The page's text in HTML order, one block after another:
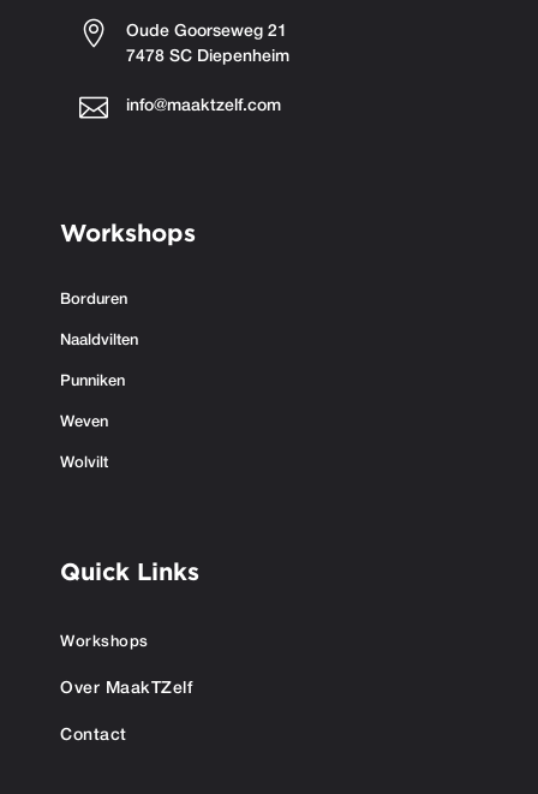

Oude Goorseweg 21
7478 SC Diepenheim
 info@maaktzelf.com
Workshops
Borduren
Naaldvilten
Punniken
Weven
Wolvilt
Quick Links
Workshops
Over MaakTZelf
Contact